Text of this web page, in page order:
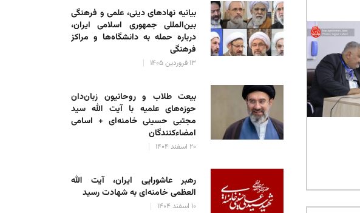
بیانیه نهادهای دینی، علمی و فرهنگی
بین‌المللی جمهوری اسلامی ایران،
درباره حمله به دانشگاه‌ها و مراکز
فرهنگی
۱۳ فروردین ۱۴۰۵
بیعت طلاب و روحانیون زبان‌دان
حوزه‌های علمیه با آیت الله سید
مجتبی حسینی خامنه‌ای + اسامی
امضاءکنندگان
۲۰ اسفند ۱۴۰۴
رهبر عاشورایی ایران، آیت الله
العظمی خامنه‌ای به شهادت رسید
۱۰ اسفند ۱۴۰۴